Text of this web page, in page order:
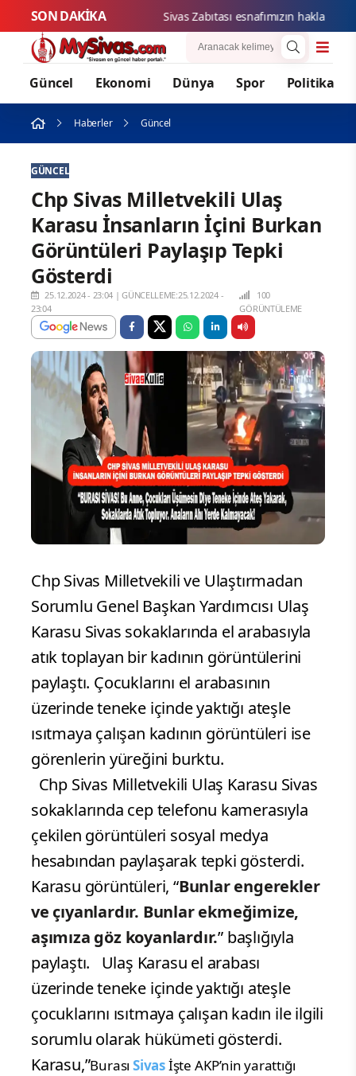
SON DAKİKA Sivas
Güncel Ekonomi Dünya Spor Politika
Haberler Güncel
GÜNCEL
Chp Sivas Milletvekili Ulaş
Karasu İnsanların İçini Burkan
Görüntüleri Paylaşıp Tepki
Gösterdi
25.12.2024 - 23:04 |GÜNCELLEME:25.12.2024 -
23:04
100
GÖRÜNTÜLEME
Chp Sivas Milletvekili ve Ulaştırmadan
Sorumlu Genel Başkan Yardımcısı Ulaş
Karasu Sivas sokaklarında el arabasıyla
atık toplayan bir kadının görüntülerini
paylaştı. Çocuklarını el arabasının
üzerinde teneke içinde yaktığı ateşle
ısıtmaya çalışan kadının görüntüleri ise
görenlerin yüreğini burktu.
Chp Sivas Milletvekili Ulaş Karasu Sivas
sokaklarında cep telefonu kamerasıyla
çekilen görüntüleri sosyal medya
hesabından paylaşarak tepki gösterdi.
Karasu görüntüleri, “Bunlar engerekler
ve çıyanlardır. Bunlar ekmeğimize,
aşımıza göz koyanlardır.” başlığıyla
paylaştı. Ulaş Karasu el arabası
üzerinde teneke içinde yaktığı ateşle
çocuklarını ısıtmaya çalışan kadın ile ilgili
sorumlu olarak hükümeti gösterdi.
Karasu,”BurasıSivasİşte AKP’nin yarattığı